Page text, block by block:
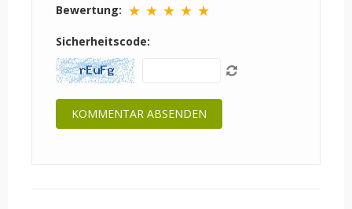
Bewertung: ★ ★ ★ ★ ★
Sicherheitscode: